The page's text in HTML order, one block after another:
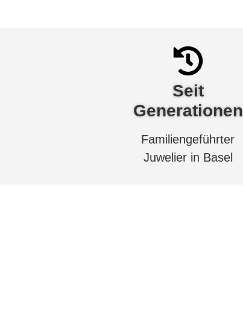
Seit
Generationen
Familiengeführter
Juwelier in Basel